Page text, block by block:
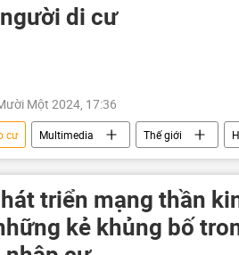
di cư
Một 2024, 17:36
cư Multimedia Thế giới
người di cư
triển mạng thần
kẻ khủng bố